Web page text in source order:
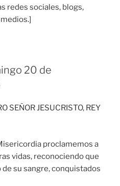
redes sociales, blogs,
20 de
SEÑOR JESUCRISTO, REY
proclamemos a
vidas, reconociendo que
su sangre, conquistados